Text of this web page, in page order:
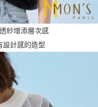
紗增添層次感
設計感的造型